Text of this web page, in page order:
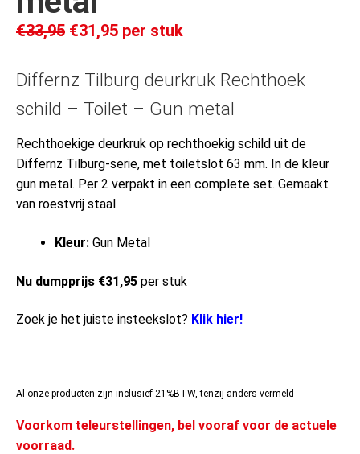
€33,95 €31,95 per stuk
Differnz Tilburg deurkruk Rechthoek
schild – Toilet – Gun metal
Rechthoekige deurkruk op rechthoekig schild uit de
Differnz Tilburg-serie, met toiletslot 63 mm. In de kleur
gun metal. Per 2 verpakt in een complete set. Gemaakt
van roestvrij staal.
Kleur: Gun Metal
Nu dumpprijs €31,95 per stuk
Zoek je het juiste insteekslot? Klik hier!
Al onze producten zijn inclusief 21%BTW, tenzij anders vermeld
Voorkom teleurstellingen, bel vooraf voor de actuele
voorraad.